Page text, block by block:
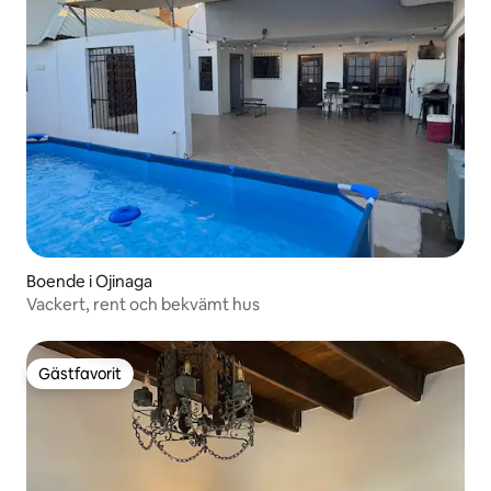
Boende i Ojinaga
Vackert, rent och bekvämt hus
Gästfavorit
Gästfavorit